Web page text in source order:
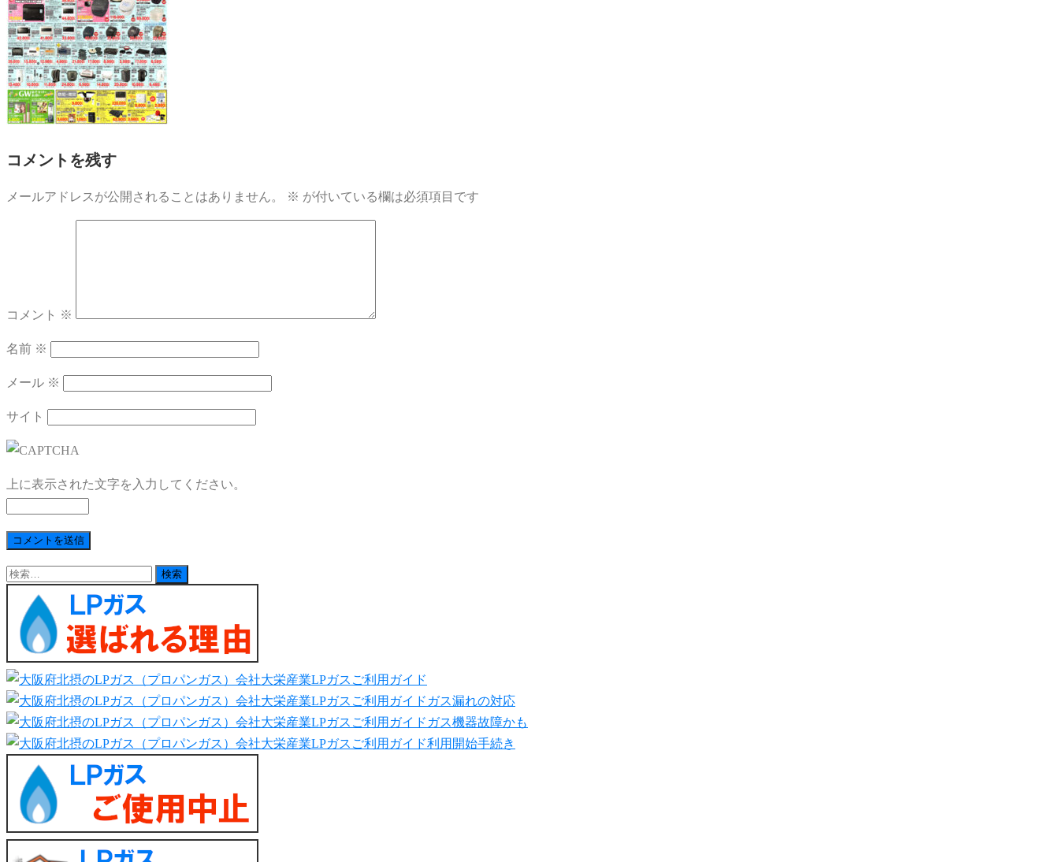
コメントを残す
メールアドレスが公開されることはありません。 ※ が付いている欄は必須項目です
コメント ※
名前 ※
メール ※
サイト
上に表示された文字を入力してください。
検